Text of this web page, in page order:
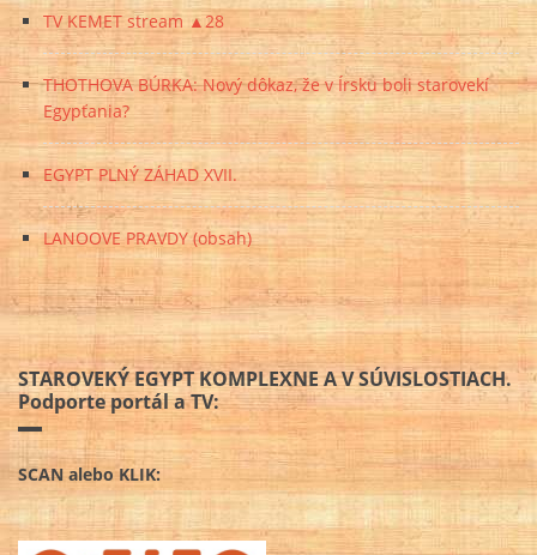
TV KEMET stream ▲28
THOTHOVA BÚRKA: Nový dôkaz, že v Írsku boli starovekí
Egypťania?
EGYPT PLNÝ ZÁHAD XVII.
LANOOVE PRAVDY (obsah)
STAROVEKÝ EGYPT KOMPLEXNE A V SÚVISLOSTIACH.
Podporte portál a TV:
SCAN alebo KLIK: